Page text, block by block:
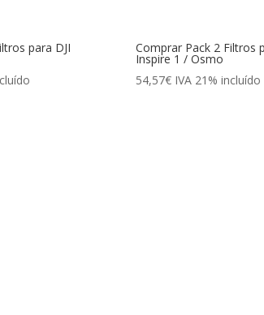
para DJI Comprar Pack 2 Filtros
Inspire 1 / Osmo
54,57€ IVA 21% incluído